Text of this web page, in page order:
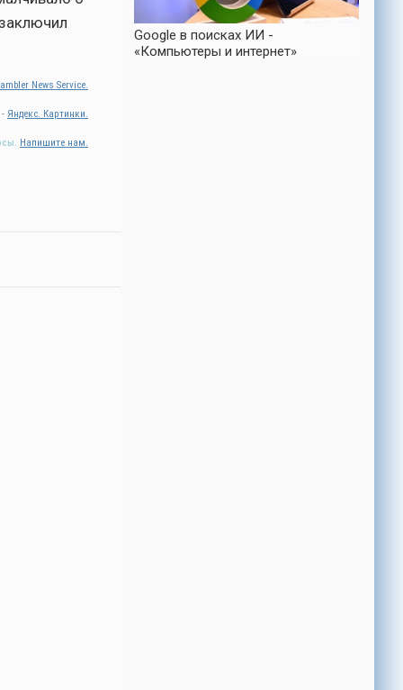
News Service.
Яндекс. Картинки.
Напишите нам.
Google в поисках ИИ -
«Компьютеры и интернет»